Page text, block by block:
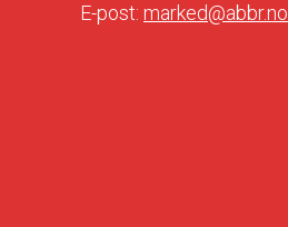
E-post: marked@abbr.no